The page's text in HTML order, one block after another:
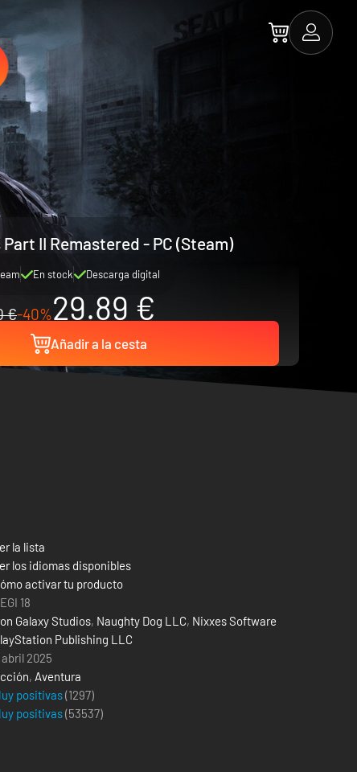
II Remastered - PC (Steam)
En stock Descarga digital
€-40%29.89 €
Añadir a la cesta
la lista
los idiomas disponibles
activar tu producto
18
Galaxy Studios, Naughty Dog LLC, Nixxes Software
Publishing LLC
abril 2025
, Aventura
positivas(1297)
positivas(53537)